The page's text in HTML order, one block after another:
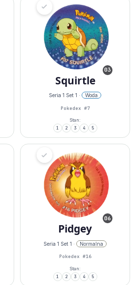
03
Squirtle
Seria 1 Set 1 · Woda
Pokedex #7
Stan:
1 2 3 4 5
06
Pidgey
Seria 1 Set 1 · Normalna
Pokedex #16
Stan:
1 2 3 4 5